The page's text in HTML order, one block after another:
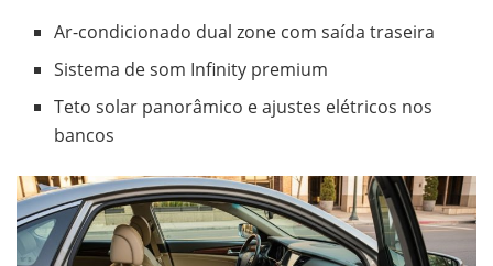
Ar-condicionado dual zone com saída traseira
Sistema de som Infinity premium
Teto solar panorâmico e ajustes elétricos nos
bancos